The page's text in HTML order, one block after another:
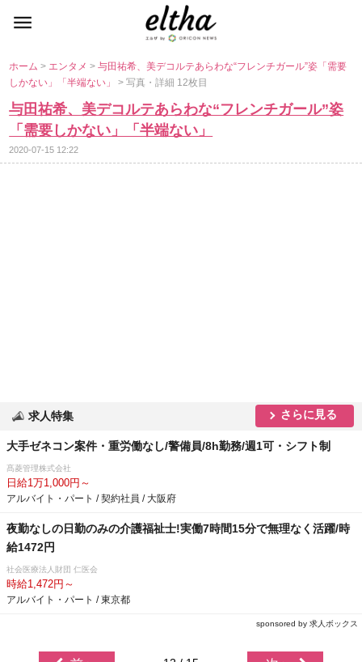
ホーム> エンタメ>与田祐希、美デコルテあらわな“フレンチガール”姿「需要
しかない」「半端ない」> 写真・詳細 12枚目
与田祐希、美デコルテあらわな“フレンチガール”姿
「需要しかない」「半端ない」
2020-07-15 12:22
求人特集 さらに見る
大手ゼネコン案件・重労働なし/警備員/8h勤務/週1可・シフト制
髙菱管理株式会社
日給1万1,000円～
アルバイト・パート / 契約社員 / 大阪府
夜勤なしの日勤のみの介護福祉士!実働7時間15分で無理なく活躍/時
給1472円
社会医療法人財団 仁医会
時給1,472円～
アルバイト・パート / 東京都
sponsored by 求人ボックス